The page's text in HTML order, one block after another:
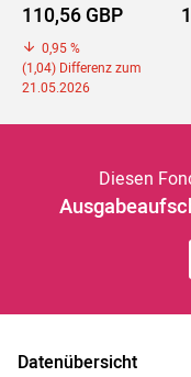
110,56 GBP
0,95 %
(1,04) Differenz zum
21.05.2026
Diesen
Datenübersicht